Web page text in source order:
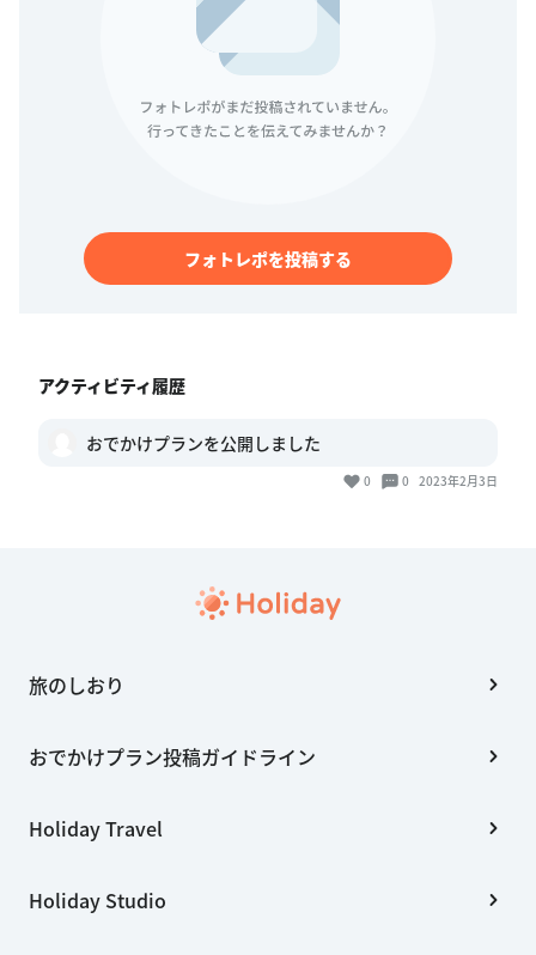
フォトレポを投稿する
アクティビティ履歴
おでかけプランを公開しました
0 0 2023年2月3日
旅のしおり
おでかけプラン投稿ガイドライン
Holiday Travel
Holiday Studio